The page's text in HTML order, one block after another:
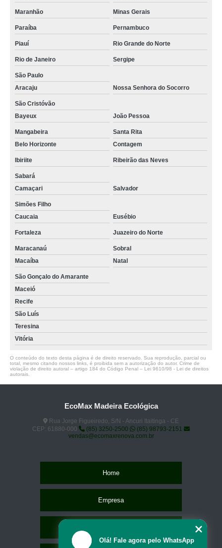
Maranhão Minas Gerais
Paraíba Pernambuco
Piauí Rio Grande do Norte
Rio de Janeiro Sergipe
São Paulo
Aracaju
Nossa Senhora do Socorro
São Cristóvão
Bayeux
João Pessoa
Mangabeira
Santa Rita
Belo Horizonte
Contagem
Ibiriite Ribeirão das Neves
Sabará
Camaçari
Salvador
Simões Filho
Caucaia
Eusébio
Fortaleza Juazeiro do Norte
Maracanaú
Sobral
Macaíba
Natal
São Gonçalo do Amarante
Maceió
Recife
São Luís
Teresina
Vitória
O conteúdo do texto desta página é de direito reservado. Sua reprodução, parcial ou
total, mesmo citando nossos links, é proibida sem a autorização do autor. Crime de
violação de direito autoral – artigo 184 do Código Penal – Lei 9610/98 - Lei de direitos
autorais
EcoMax Madeira Ecológica
Rua Jorge Figueiredo, S/N - Ancuri Itaitinga - CE
CEP: 61880-000
(85) 3250-2500
(85) 98793-2151
vendas@ecomaxrenova.com.br
Home
Empresa
Olá! Fale agora pelo WhatsApp